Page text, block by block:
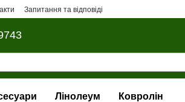
Запитання та відповіді
Лінолеум Ковролін